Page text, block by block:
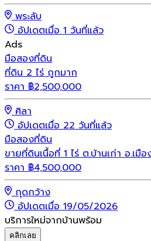
พระลับ
อัปเดตเมื่อ 1 วันที่แล้ว
Ads
มือสองที่ดิน
ที่ดิน 2 ไร่ ถูกมาก
ราคา ฿2,500,000
ศิลา
อัปเดตเมื่อ 22 วันที่แล้ว
มือสองที่ดิน
ขายที่ดินเนื้อที่ 1 ไร่ ต.บ้านเก่า อ.เมื
ราคา ฿4,500,000
กุดกว้าง
อัปเดตเมื่อ 19/05/2026
บริการใหม่จากบ้านพร้อม
คลิกเลย